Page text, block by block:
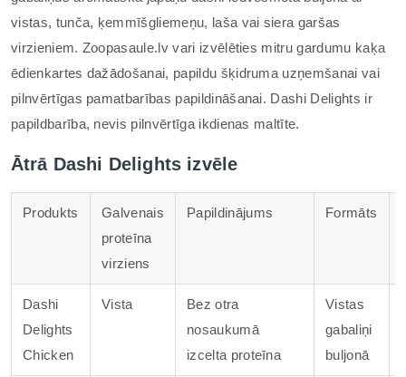
vistas, tunča, ķemmīšgliemeņu, laša vai siera garšas
virzieniem. Zoopasaule.lv vari izvēlēties mitru gardumu kaķa
ēdienkartes dažādošanai, papildu šķidruma uzņemšanai vai
pilnvērtīgas pamatbarības papildināšanai. Dashi Delights ir
papildbarība, nevis pilnvērtīga ikdienas maltīte.
Ātrā Dashi Delights izvēle
Produkts
Galvenais
proteīna
virziens
Papildinājums Formāts
Dashi
Delights
Chicken
Vista
Bez otra
nosaukumā
izcelta proteīna
Vistas
gabaliņi
buljonā